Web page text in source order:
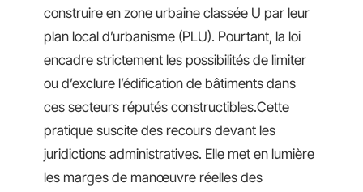
construire en zone urbaine classée U par leur
plan local d’urbanisme (PLU). Pourtant, la loi
encadre strictement les possibilités de limiter
ou d’exclure l’édification de bâtiments dans
ces secteurs réputés constructibles.Cette
pratique suscite des recours devant les
juridictions administratives. Elle met en lumière
les marges de manœuvre réelles des